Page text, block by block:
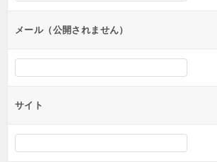
メール（公開されません）
サイト